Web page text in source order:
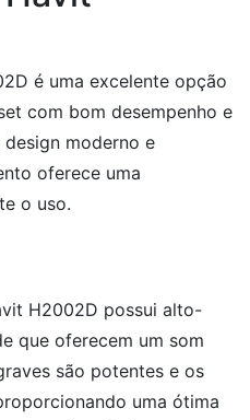
é uma excelente opção
com bom desempenho e
moderno e
oferece uma
o uso.
H2002D possui alto-
que oferecem um som
são potentes e os
uma ótima